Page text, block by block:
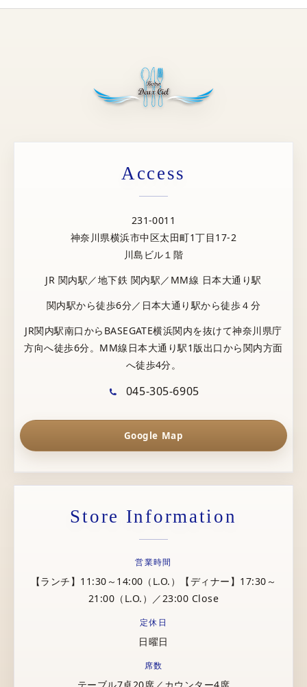
Access
231-0011
神奈川県横浜市中区太田町1丁目17-2
川島ビル１階
JR 関内駅／地下鉄 関内駅／MM線 日本大通り駅
関内駅から徒歩6分／日本大通り駅から徒歩４分
JR関内駅南口からBASEGATE横浜関内を抜けて神奈川県庁
方向へ徒歩6分。MM線日本大通り駅1版出口から関内方面
へ徒歩4分。
045-305-6905
Google Map
Store Information
営業時間
【ランチ】11:30～14:00（L.O.）【ディナー】17:30～
21:00（L.O.）／23:00 Close
定休日
日曜日
席数
テーブル7卓20席／カウンター4席